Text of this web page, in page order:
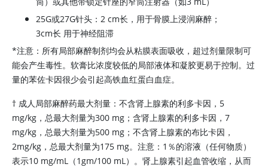
25G或27G针头：2 cm长，用于骨膜上浸润麻醉；
3cm长 用于神经阻滞
*注意：所有局部麻醉制剂均会从粘膜表面吸收，超过剂量限制可
能会产生毒性。软膏比浓度较低的局部液体和凝胶更易于控制。过
量的苯佐卡因很少会引起高铁血红蛋白血症。
† 成人局部麻醉药最大剂量：不含肾上腺素的利多卡因，5
mg/kg，总最大剂量为300 mg；含肾上腺素的利多卡因，7
mg/kg，总最大剂量为500 mg；不含肾上腺素的布比卡因，
2mg/kg，总最大剂量为175 mg。注意：1％的溶液（任何物质）
表示10 mg/mL（1gm/100 mL）。肾上腺素引起血管收缩，从而